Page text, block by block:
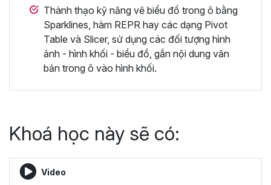
Thành thạo kỹ năng vẽ biểu đồ trong ô bằng
Sparklines, hàm REPR hay các dạng Pivot
Table và Slicer, sử dụng các đối tượng hình
ảnh - hình khối - biểu đồ, gắn nội dung văn
bản trong ô vào hình khối.
Khoá học này sẽ có:
Video